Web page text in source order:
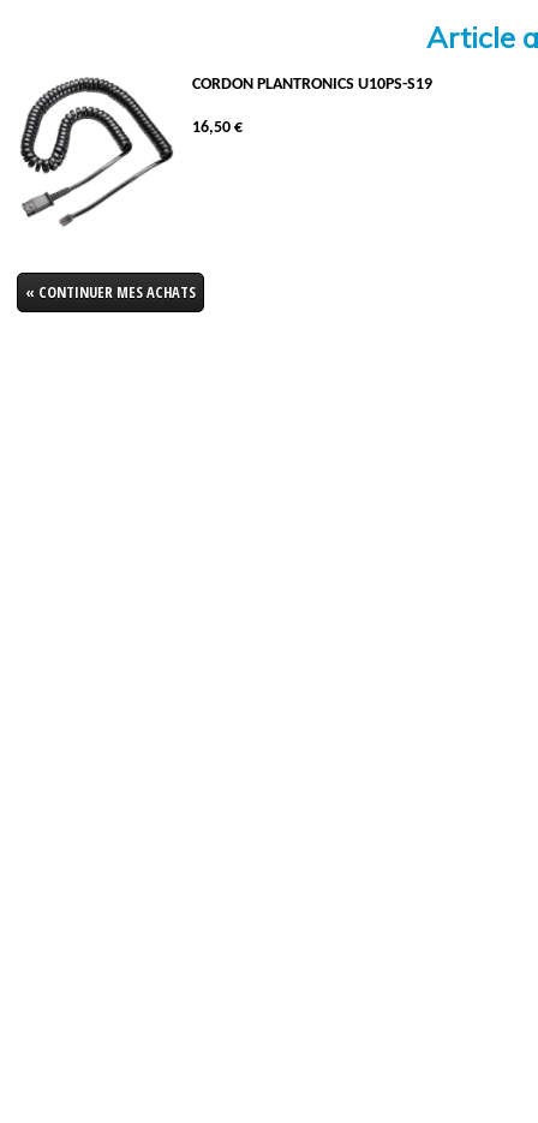
Article
CORDON PLANTRONICS U10PS-S19
16,50 €
« CONTINUER MES ACHATS